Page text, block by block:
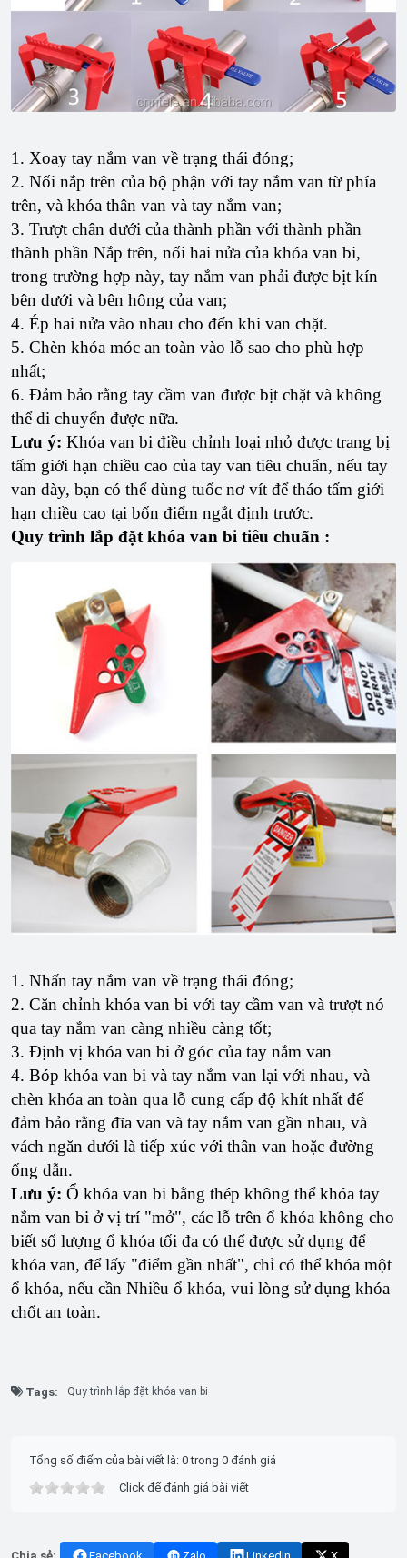
1. Xoay tay nắm van về trạng thái đóng;
2. Nối nắp trên của bộ phận với tay nắm van từ phía
trên, và khóa thân van và tay nắm van;
3. Trượt chân dưới của thành phần với thành phần
thành phần Nắp trên, nối hai nửa của khóa van bi,
trong trường hợp này, tay nắm van phải được bịt kín
bên dưới và bên hông của van;
4. Ép hai nửa vào nhau cho đến khi van chặt.
5. Chèn khóa móc an toàn vào lỗ sao cho phù hợp
nhất;
6. Đảm bảo rằng tay cầm van được bịt chặt và không
thể di chuyển được nữa.
Lưu ý: Khóa van bi điều chỉnh loại nhỏ được trang bị
tấm giới hạn chiều cao của tay van tiêu chuẩn, nếu tay
van dày, bạn có thể dùng tuốc nơ vít để tháo tấm giới
hạn chiều cao tại bốn điểm ngắt định trước.
Quy trình lắp đặt khóa van bi tiêu chuẩn :
1. Nhấn tay nắm van về trạng thái đóng;
2. Căn chỉnh khóa van bi với tay cầm van và trượt nó
qua tay nắm van càng nhiều càng tốt;
3. Định vị khóa van bi ở góc của tay nắm van
4. Bóp khóa van bi và tay nắm van lại với nhau, và
chèn khóa an toàn qua lỗ cung cấp độ khít nhất để
đảm bảo rằng đĩa van và tay nắm van gần nhau, và
vách ngăn dưới là tiếp xúc với thân van hoặc đường
ống dẫn.
Lưu ý: Ổ khóa van bi bằng thép không thể khóa tay
nắm van bi ở vị trí "mở", các lỗ trên ổ khóa không cho
biết số lượng ổ khóa tối đa có thể được sử dụng để
khóa van, để lấy "điểm gần nhất", chỉ có thể khóa một
ổ khóa, nếu cần Nhiều ổ khóa, vui lòng sử dụng khóa
chốt an toàn.
Tags: Quy trình lắp đặt khóa van bi
Tổng số điểm của bài viết là: 0 trong 0 đánh giá
Click để đánh giá bài viết